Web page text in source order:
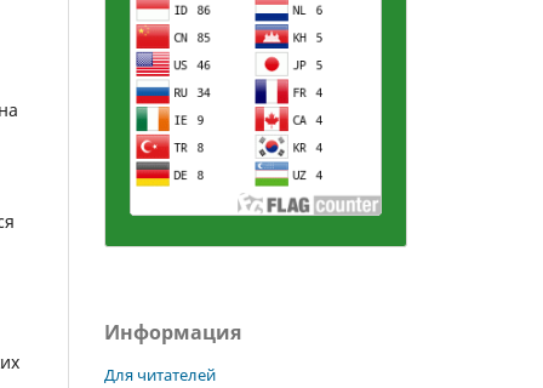
Информация
Для читателей